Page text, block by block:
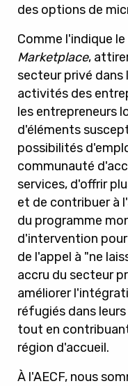
des options de
Comme l'indique
Marketplace,
secteur privé dans
activités des
les entrepreneurs
d'éléments
possibilités
communauté
services, d'offrir
et de contribuer à
du programme
d'intervention
de l'appel à "ne
accru du secteur
améliorer
réfugiés dans
tout en
région d'accueil.
À l'AECF, nous